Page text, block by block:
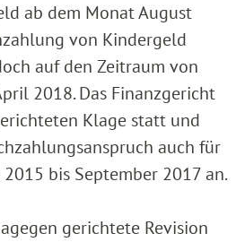
ab dem Monat August
von Kindergeld
auf den Zeitraum von
2018. Das Finanzgericht
Klage statt und
auch für
bis September 2017 an.
gerichtete Revision